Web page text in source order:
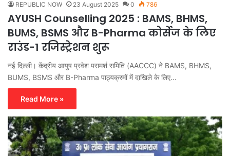
REPUBLIC NOW 23 August 2025 0 786
AYUSH Counselling 2025 : BAMS, BHMS,
BUMS, BSMS और B-Pharma कोर्सेज के लिए
राउंड-1 रजिस्ट्रेशन शुरू
नई दिल्ली। केंद्रीय आयुष प्रवेश परामर्श समिति (AACCC) ने BAMS, BHMS,
BUMS, BSMS और B-Pharma पाठ्यक्रमों में दाखिले के लिए…
Read More »